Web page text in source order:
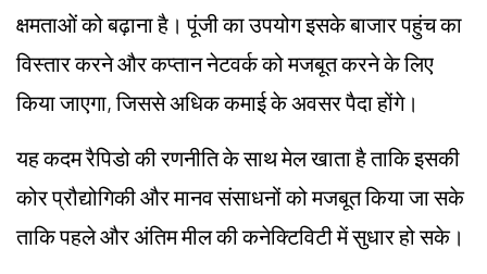
क्षमताओं को बढ़ाना है। पूंजी का उपयोग इसके बाजार पहुंच का
विस्तार करने और कप्तान नेटवर्क को मजबूत करने के लिए
किया जाएगा, जिससे अधिक कमाई के अवसर पैदा होंगे।
यह कदम रैपिडो की रणनीति के साथ मेल खाता है ताकि इसकी
कोर प्रौद्योगिकी और मानव संसाधनों को मजबूत किया जा सके
ताकि पहले और अंतिम मील की कनेक्टिविटी में सुधार हो सके।